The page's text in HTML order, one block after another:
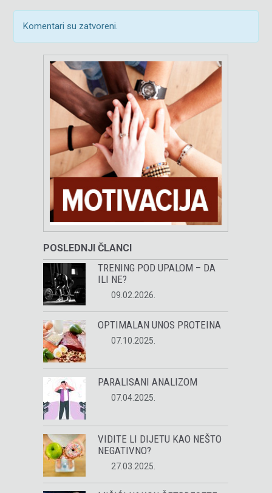
Komentari su zatvoreni.
POSLEDNJI ČLANCI
TRENING POD UPALOM – DA
ILI NE?
09.02.2026.
OPTIMALAN UNOS PROTEINA
07.10.2025.
PARALISANI ANALIZOM
07.04.2025.
VIDITE LI DIJETU KAO NEŠTO
NEGATIVNO?
27.03.2025.